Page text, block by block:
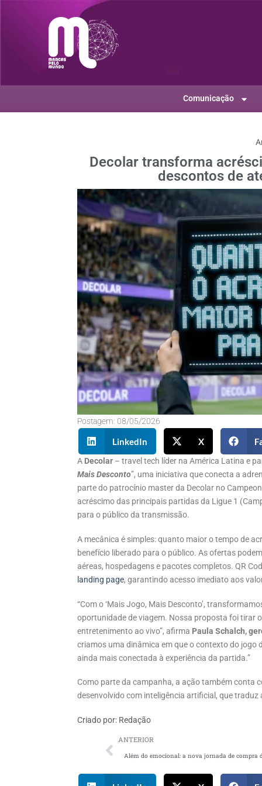
Comunicação
Decolar transforma
descontos de
Postagem: 08/05/2026
LinkedIn X
A Decolar – travel tech líder na América Latina e
Mais Desconto”, uma iniciativa que conecta a
parte do patrocínio master da Decolar no
acréscimo das principais partidas da Ligue 1
para o público da transmissão.
A mecânica é simples: quanto maior o tempo de
benefício liberado para o público. As ofertas
aéreas, hospedagens e pacotes completos. QR
landing page, garantindo acesso imediato aos
“Com o ‘Mais Jogo, Mais Desconto’,
oportunidade de viagem. Nossa proposta foi tirar
entretenimento ao vivo”, afirma Paula Schalch,
criamos uma dinâmica em que o contexto do
ainda mais conectada à experiência da partida.”
Como parte da campanha, a ação também conta
desenvolvido com inteligência artificial, que
Criado por: Redação
ANTERIOR